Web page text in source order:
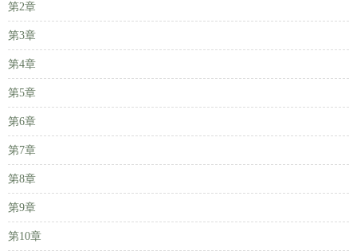
第2章
第3章
第4章
第5章
第6章
第7章
第8章
第9章
第10章